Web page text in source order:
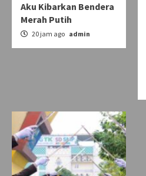
Aku Kibarkan Bendera
Merah Putih
20 jam ago admin